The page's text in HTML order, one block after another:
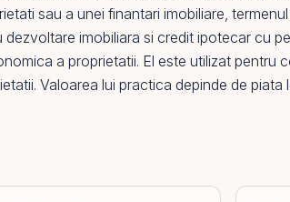
sau a unei finantari imobiliare,
imobiliara si credit ipotecar cu
a proprietatii. El este utilizat pentru
Valoarea lui practica depinde de